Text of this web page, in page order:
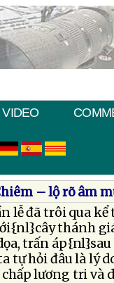
VIDEO
– lộ rõ âm
lễ đã trôi qua
thánh
trấn
tự hỏi đâu là lý
chấp lương tri và